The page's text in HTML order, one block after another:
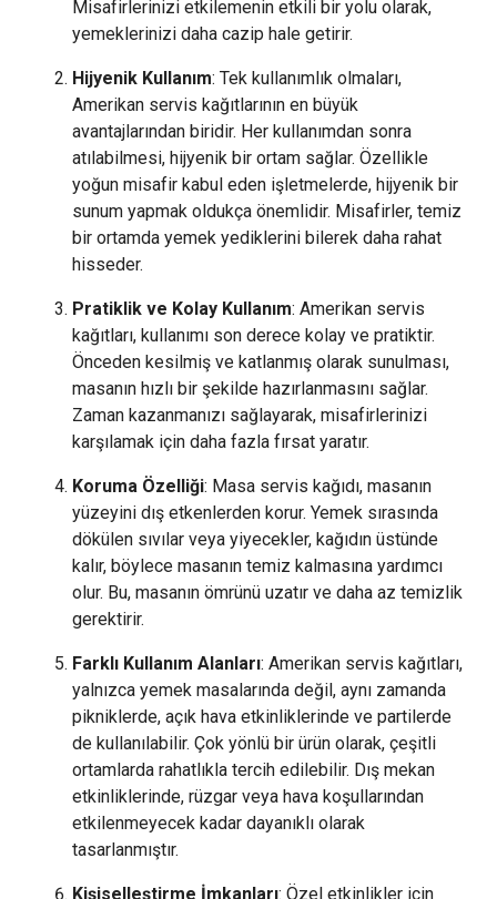
Misafirlerinizi etkilemenin etkili bir yolu olarak,
yemeklerinizi daha cazip hale getirir.
Hijyenik Kullanım: Tek kullanımlık olmaları,
Amerikan servis kağıtlarının en büyük
avantajlarından biridir. Her kullanımdan sonra
atılabilmesi, hijyenik bir ortam sağlar. Özellikle
yoğun misafir kabul eden işletmelerde, hijyenik bir
sunum yapmak oldukça önemlidir. Misafirler, temiz
bir ortamda yemek yediklerini bilerek daha rahat
hisseder.
Pratiklik ve Kolay Kullanım: Amerikan servis
kağıtları, kullanımı son derece kolay ve pratiktir.
Önceden kesilmiş ve katlanmış olarak sunulması,
masanın hızlı bir şekilde hazırlanmasını sağlar.
Zaman kazanmanızı sağlayarak, misafirlerinizi
karşılamak için daha fazla fırsat yaratır.
Koruma Özelliği: Masa servis kağıdı, masanın
yüzeyini dış etkenlerden korur. Yemek sırasında
dökülen sıvılar veya yiyecekler, kağıdın üstünde
kalır, böylece masanın temiz kalmasına yardımcı
olur. Bu, masanın ömrünü uzatır ve daha az temizlik
gerektirir.
Farklı Kullanım Alanları: Amerikan servis kağıtları,
yalnızca yemek masalarında değil, aynı zamanda
pikniklerde, açık hava etkinliklerinde ve partilerde
de kullanılabilir. Çok yönlü bir ürün olarak, çeşitli
ortamlarda rahatlıkla tercih edilebilir. Dış mekan
etkinliklerinde, rüzgar veya hava koşullarından
etkilenmeyecek kadar dayanıklı olarak
tasarlanmıştır.
Kişiselleştirme İmkanları: Özel etkinlikler için